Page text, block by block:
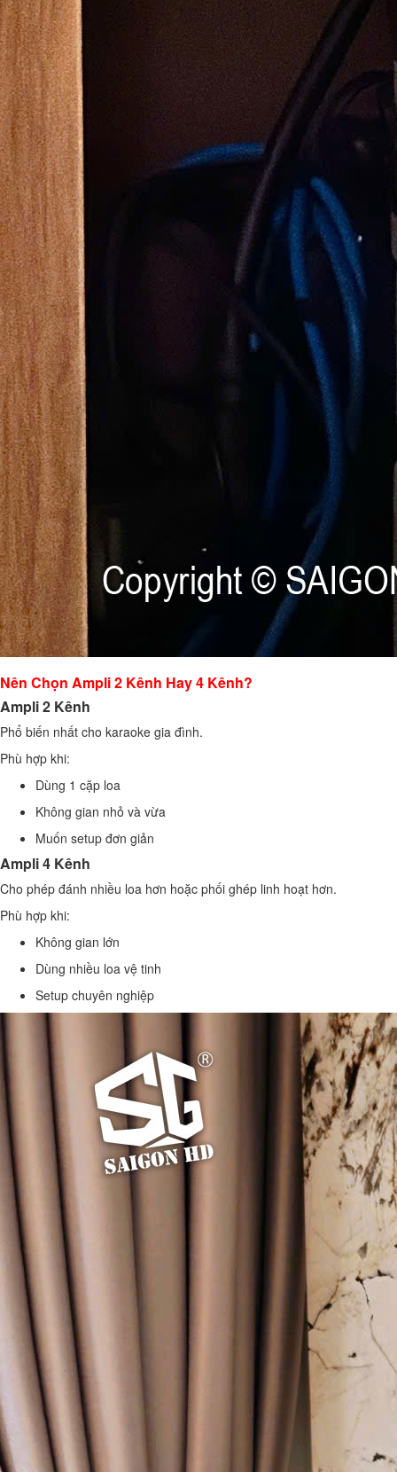
Nên Chọn Ampli 2 Kênh Hay 4 Kênh?
Ampli 2 Kênh
Phổ biến nhất cho karaoke gia đình.
Phù hợp khi:
Dùng 1 cặp loa
Không gian nhỏ và vừa
Muốn setup đơn giản
Ampli 4 Kênh
Cho phép đánh nhiều loa hơn hoặc phối ghép linh hoạt hơn.
Phù hợp khi:
Không gian lớn
Dùng nhiều loa vệ tinh
Setup chuyên nghiệp